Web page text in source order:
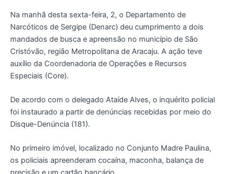
Na manhã desta sexta-feira, 2, o Departamento de
Narcóticos de Sergipe (Denarc) deu cumprimento a dois
mandados de busca e apreensão no município de São
Cristóvão, região Metropolitana de Aracaju. A ação teve
auxílio da Coordenadoria de Operações e Recursos
Especiais (Core).
De acordo com o delegado Ataíde Alves, o inquérito policial
foi instaurado a partir de denúncias recebidas por meio do
Disque-Denúncia (181).
No primeiro imóvel, localizado no Conjunto Madre Paulina,
os policiais apreenderam cocaína, maconha, balança de